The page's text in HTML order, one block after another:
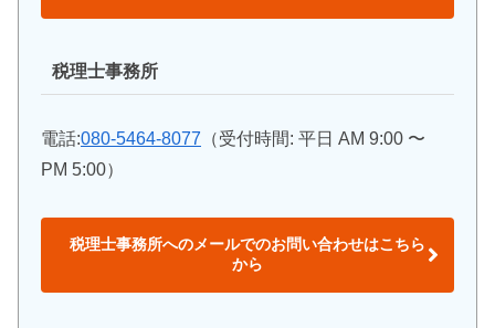
税理士事務所
電話:080-5464-8077 （受付時間: 平日 AM 9:00 〜
PM 5:00）
税理士事務所へのメールでのお問い合わせはこちら
から